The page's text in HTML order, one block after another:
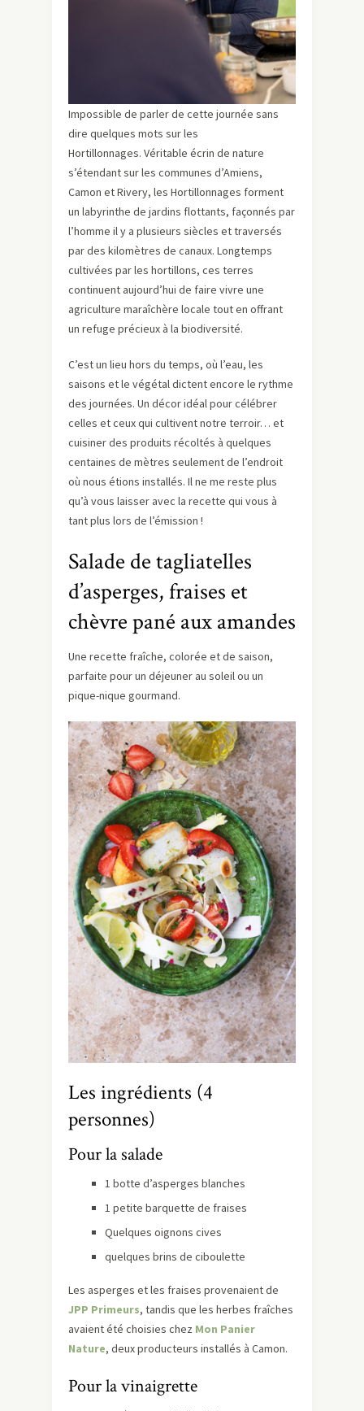
Impossible de parler de cette journée sans
dire quelques mots sur les
Hortillonnages. Véritable écrin de nature
s’étendant sur les communes d’Amiens,
Camon et Rivery, les Hortillonnages forment
un labyrinthe de jardins flottants, façonnés par
l’homme il y a plusieurs siècles et traversés
par des kilomètres de canaux. Longtemps
cultivées par les hortillons, ces terres
continuent aujourd’hui de faire vivre une
agriculture maraîchère locale tout en offrant
un refuge précieux à la biodiversité.
C’est un lieu hors du temps, où l’eau, les
saisons et le végétal dictent encore le rythme
des journées. Un décor idéal pour célébrer
celles et ceux qui cultivent notre terroir… et
cuisiner des produits récoltés à quelques
centaines de mètres seulement de l’endroit
où nous étions installés. Il ne me reste plus
qu’à vous laisser avec la recette qui vous à
tant plus lors de l’émission !
Salade de tagliatelles
d’asperges, fraises et
chèvre pané aux amandes
Une recette fraîche, colorée et de saison,
parfaite pour un déjeuner au soleil ou un
pique-nique gourmand.
Les ingrédients (4
personnes)
Pour la salade
1 botte d’asperges blanches
1 petite barquette de fraises
Quelques oignons cives
quelques brins de ciboulette
Les asperges et les fraises provenaient de
JPP Primeurs, tandis que les herbes fraîches
avaient été choisies chez Mon Panier
Nature, deux producteurs installés à Camon.
Pour la vinaigrette